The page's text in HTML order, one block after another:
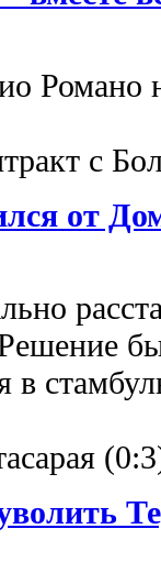
Романо
с
от